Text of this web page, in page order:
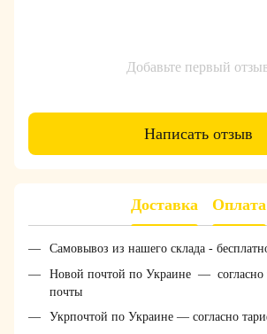
Добавьте первый
Написать отзыв
Доставка Оплата
Самовывоз из нашего склада -
Новой почтой по Украине — согласно
почты
Укрпочтой по Украине — согласно